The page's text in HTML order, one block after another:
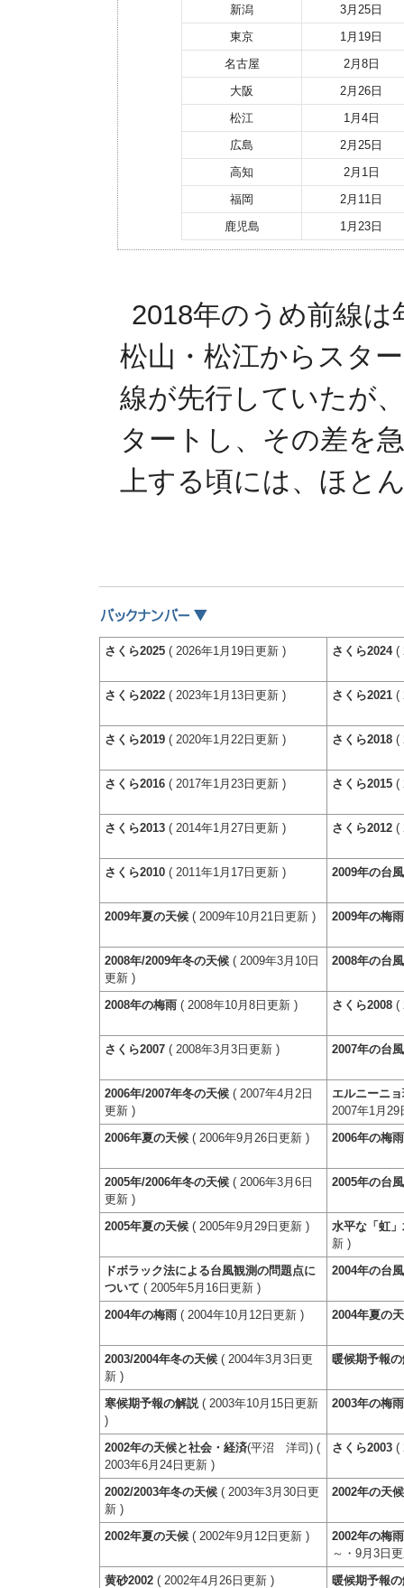
新潟
3月25日
東京
1月19日
名古屋
2月8日
大阪
2月26日
松江
1月4日
広島
2月25日
高知
2月1日
福岡
2月11日
鹿児島
1月23日
2018年のうめ前線
松山・松江からスタ
線が先行していたが
タートし、その差を
上する頃には、ほと
さくら2025 ( 2026年1月19日更新 ) さくら2024(
さくら2022 ( 2023年1月13日更新 ) さくら2021 (
さくら2019 ( 2020年1月22日更新 ) さくら2018 (
さくら2016 ( 2017年1月23日更新 ) さくら2015 (
さくら2013 ( 2014年1月27日更新 ) さくら2012 (
さくら2010 ( 2011年1月17日更新 ) 2009年の台風
2009年夏の天候 ( 2009年10月21日更新 ) 2009年の梅雨
2008年/2009年冬の天候 ( 2009年3月10日
更新 )
2008年の台風
2008年の梅雨 ( 2008年10月8日更新 ) さくら2008 (
さくら2007 ( 2008年3月3日更新 ) 2007年の台風
2006年/2007年冬の天候 ( 2007年4月2日
更新 )
エルニーニ
2007年1月29
2006年夏の天候 ( 2006年9月26日更新 ) 2006年の梅雨
2005年/2006年冬の天候 ( 2006年3月6日
更新 )
2005年の台風
2005年夏の天候 ( 2005年9月29日更新 )
水平な「虹
新 )
ドボラック法による台風観測の問題点に
ついて ( 2005年5月16日更新 )
2004年の台風
2004年の梅雨 ( 2004年10月12日更新 ) 2004年夏の
2003/2004年冬の天候 ( 2004年3月3日更
新 )
暖候期予報
寒候期予報の解説( 2003年10月15日更新
)
2003年の梅雨
2002年の天候と社会・経済(平沼 洋司) (
2003年6月24日更新 )
さくら2003 (
2002/2003年冬の天候 ( 2003年3月30日更
新 )
2002年の天候
2002年夏の天候 ( 2002年9月12日更新 )
2002年の梅雨
～・9月3日
黄砂2002 ( 2002年4月26日更新 ) 暖候期予報